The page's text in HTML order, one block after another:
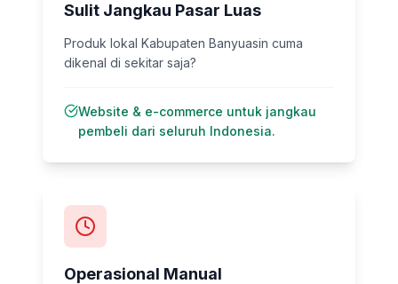
Sulit Jangkau Pasar Luas
Produk lokal Kabupaten Banyuasin cuma
dikenal di sekitar saja?
Website & e-commerce untuk jangkau
pembeli dari seluruh Indonesia.
Operasional Manual